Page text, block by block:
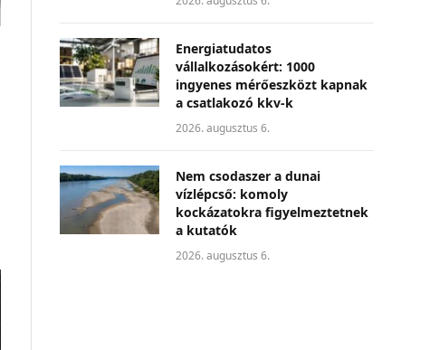
Energiatudatos
vállalkozásokért: 1000
ingyenes mérőeszközt kapnak
a csatlakozó kkv-k
2026. augusztus 6.
Nem csodaszer a dunai
vízlépcső: komoly
kockázatokra figyelmeztetnek
a kutatók
2026. augusztus 6.